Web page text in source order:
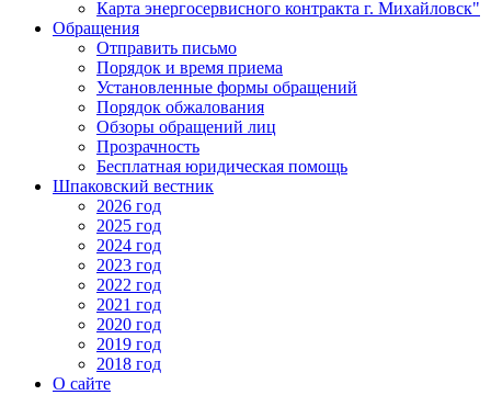
Карта энергосервисного контракта г. Михайловск"
Обращения
Отправить письмо
Порядок и время приема
Установленные формы обращений
Порядок обжалования
Обзоры обращений лиц
Прозрачность
Бесплатная юридическая помощь
Шпаковский вестник
2026 год
2025 год
2024 год
2023 год
2022 год
2021 год
2020 год
2019 год
2018 год
О сайте